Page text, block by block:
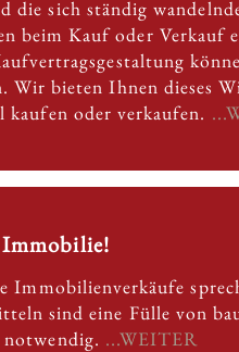
sich ständig
beim Kauf oder Verkauf
bieten Ihnen dieses
oder verkaufen.
Immobilienverkäufe
sind eine Fülle von
...WEITER